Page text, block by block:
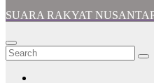
SUARA RAKYAT